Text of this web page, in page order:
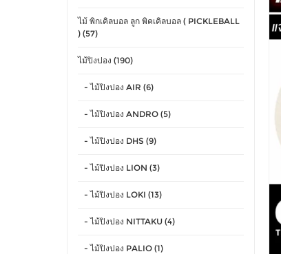
ไม้ พิกเคิลบอล ลูก พิคเคิลบอล ( PICKLEBALL
) (57)
ไม้ปิงปอง (190)
- ไม้ปิงปอง AIR (6)
- ไม้ปิงปอง ANDRO (5)
- ไม้ปิงปอง DHS (9)
- ไม้ปิงปอง LION (3)
- ไม้ปิงปอง LOKI (13)
- ไม้ปิงปอง NITTAKU (4)
- ไม้ปิงปอง PALIO (1)